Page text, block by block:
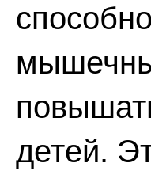
детей.